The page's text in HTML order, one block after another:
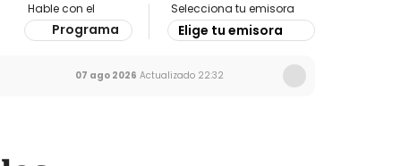
Hable con el
Programa
Selecciona tu emisora
Elige tu emisora
07 ago 2026 Actualizado 22:32